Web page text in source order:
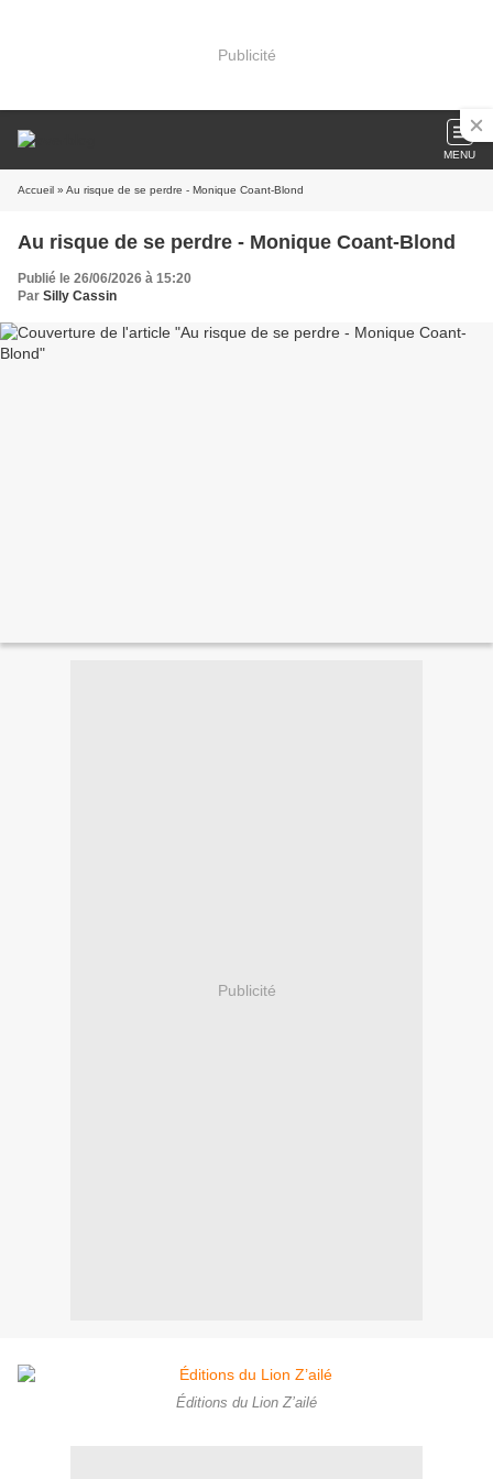
Publicité
MENU
Accueil » Au risque de se perdre - Monique Coant-Blond
Au risque de se perdre - Monique Coant-Blond
Publié le 26/06/2026 à 15:20
Par Silly Cassin
Publicité
Éditions du Lion Z’ailé